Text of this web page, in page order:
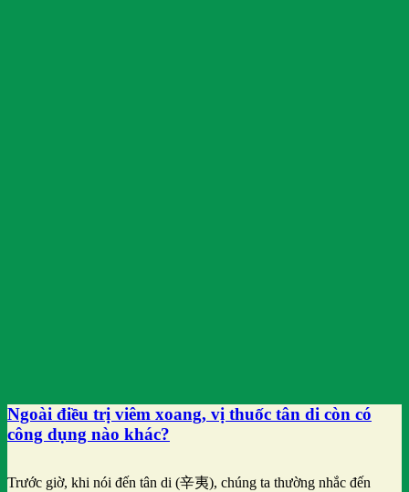
Ngoài điều trị viêm xoang, vị thuốc tân di còn có
công dụng nào khác?
Trước giờ, khi nói đến tân di (辛夷), chúng ta thường nhắc đến